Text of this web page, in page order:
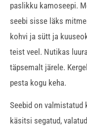
paslikku kamoseepi.
seebi sisse läks
kohvi ja sütt ja
teist veel. Nutikas
täpsemalt järele.
pesta kogu keha.
Seebid on
käsitsi segatud,